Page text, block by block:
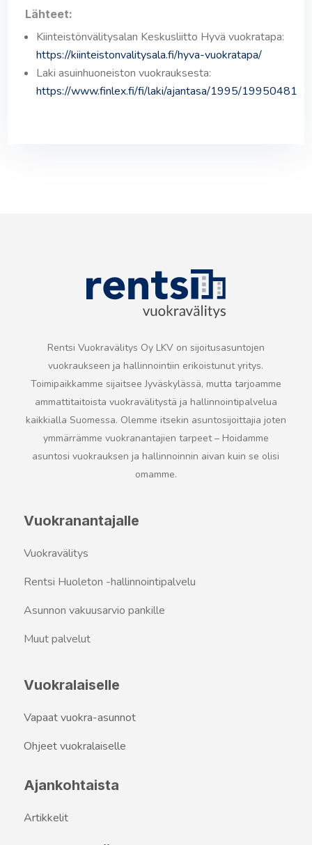
Lähteet:
Kiinteistönvälitysalan Keskusliitto Hyvä vuokratapa:
https://kiinteistonvalitysala.fi/hyva-vuokratapa/
Laki asuinhuoneiston vuokrauksesta:
https://www.finlex.fi/fi/laki/ajantasa/1995/19950481
Rentsi Vuokravälitys Oy LKV on sijoitusasuntojen
vuokraukseen ja hallinnointiin erikoistunut yritys.
Toimipaikkamme sijaitsee Jyväskylässä, mutta tarjoamme
ammattitaitoista vuokravälitystä ja hallinnointipalvelua
kaikkialla Suomessa. Olemme itsekin asuntosijoittajia joten
ymmärrämme vuokranantajien tarpeet – Hoidamme
asuntosi vuokrauksen ja hallinnoinnin aivan kuin se olisi
omamme.
Vuokranantajalle
Vuokravälitys
Rentsi Huoleton -hallinnointipalvelu
Asunnon vakuusarvio pankille
Muut palvelut
Vuokralaiselle
Vapaat vuokra-asunnot
Ohjeet vuokralaiselle
Ajankohtaista
Artikkelit